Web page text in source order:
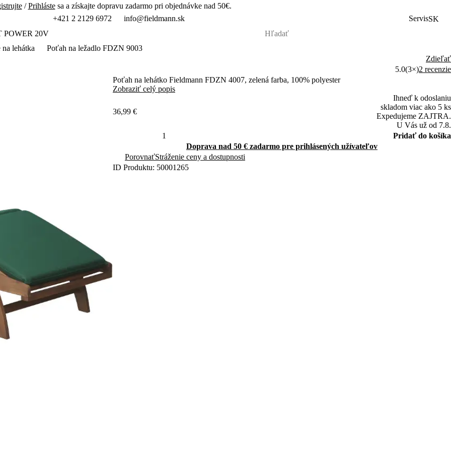
/Prihlástesa a získajte dopravu zadarmo pri objednávke nad 50€.
+421 2 2129 6972
info@fieldmann.sk ServisSK
POWER 20V
na lehátka
Poťah na ležadlo FDZN 9003
Zdieľať
5.0(3×)2 recenzie
Poťah na lehátko Fieldmann FDZN 4007, zelená farba, 100% polyester
Zobraziť celý popis
36,99 €
Ihneď k odoslaniu
skladom viac ako 5 ks
Expedujeme ZAJTRA.
U Vás už od 7.8.
Pridať do košíka
Doprava nad 50 € zadarmo pre prihlásených užívateľov
PorovnaťStráženie ceny a dostupnosti
ID Produktu: 50001265